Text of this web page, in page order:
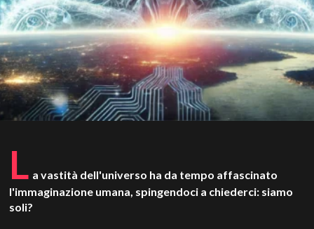
L a vastità dell'universo ha da tempo affascinato
l'immaginazione umana, spingendoci a chiederci: siamo
soli?